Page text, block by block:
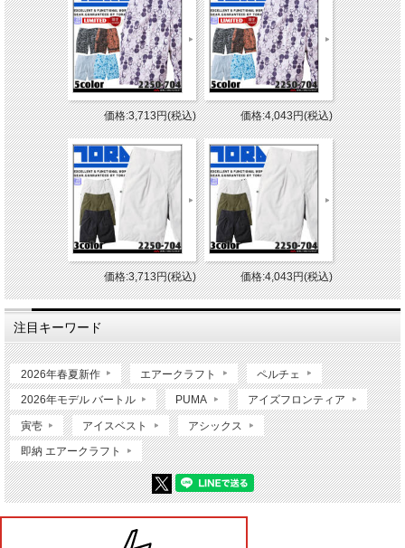
価格:3,713円(税込) 価格:4,043円(税込)
価格:3,713円(税込) 価格:4,043円(税込)
注目キーワード
2026年春夏新作 エアークラフト ペルチェ
2026年モデル バートル PUMA アイズフロンティア
寅壱 アイスベスト アシックス
即納 エアークラフト